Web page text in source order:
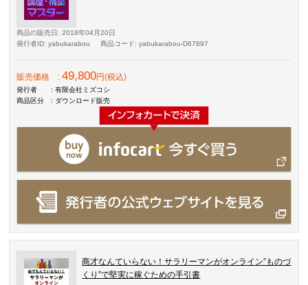
商品の販売日 : 2018年04月20日
発行者ID: yabukarabou 商品コード: yabukarabou-D67897
販売価格 :49,800円(税込)
発行者
: 有限会社ミズコシ
商品区分
: ダウンロード販売
商才なんていらない！サラリーマンがオンライン”ものづ
くり”で堅実に稼ぐための手引書